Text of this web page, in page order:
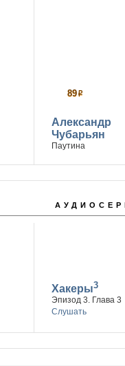
89р
Александр
Чубарьян
Паутина
Хакеры3
Эпизод 3. Глава 3
Слушать